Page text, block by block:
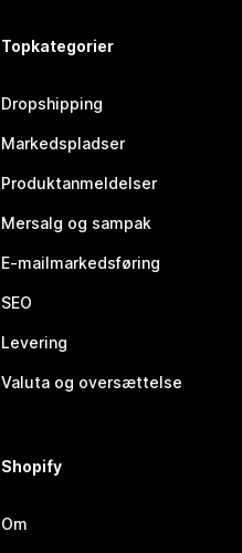
Topkategorier
Dropshipping
Markedspladser
Produktanmeldelser
Mersalg og sampak
E-mailmarkedsføring
SEO
Levering
Valuta og oversættelse
Shopify
Om